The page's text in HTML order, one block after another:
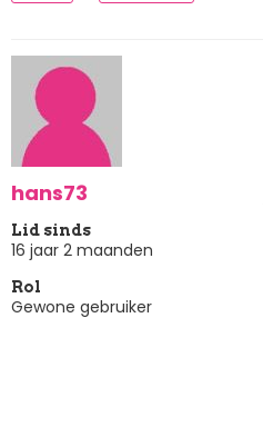
hans73
Lid sinds
16 jaar 2 maanden
Rol
Gewone gebruiker